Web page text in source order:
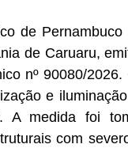
de
de Caruaru,
nº 90080/
e
A medida foi
com